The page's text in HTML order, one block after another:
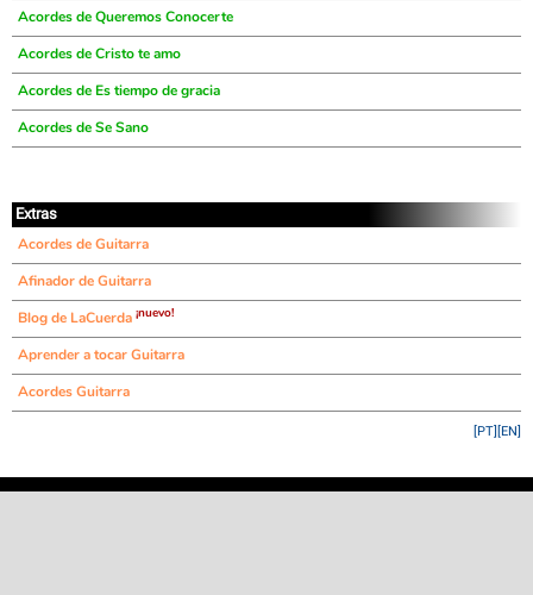
Acordes de Queremos Conocerte
Acordes de Cristo te amo
Acordes de Es tiempo de gracia
Acordes de Se Sano
Extras
Acordes de Guitarra
Afinador de Guitarra
Blog de LaCuerda ¡nuevo!
Aprender a tocar Guitarra
Acordes Guitarra
[EN]
[PT]